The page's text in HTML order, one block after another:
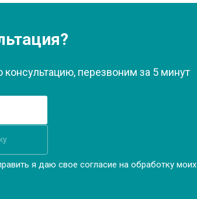
консультацию, перезвоним за 5 минут
я даю свое согласие на обработку моих